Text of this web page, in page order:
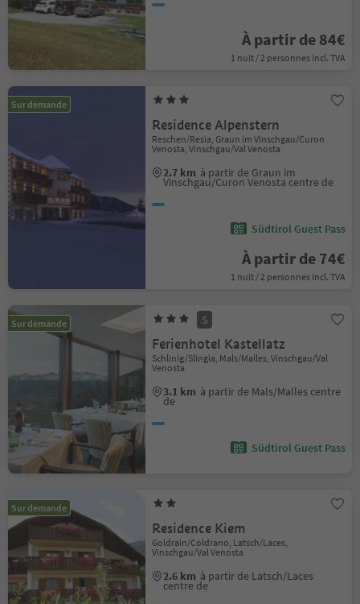
À partir de 84€
1 nuit / 2 personnes incl. TVA
Sur demande
Residence Alpenstern
Reschen/Resia, Graun im Vinschgau/Curon
Venosta, Vinschgau/Val Venosta
2.7 km à partir de Graun im
Vinschgau/Curon Venosta centre de
Südtirol Guest Pass
À partir de 74€
1 nuit / 2 personnes incl. TVA
Sur demande S
Ferienhotel Kastellatz
Schlinig/Slingia, Mals/Malles, Vinschgau/Val
Venosta
3.1 km à partir de Mals/Malles centre
de
Südtirol Guest Pass
Sur demande
Residence Kiem
Goldrain/Coldrano, Latsch/Laces,
Vinschgau/Val Venosta
2.6 km à partir de Latsch/Laces
centre de